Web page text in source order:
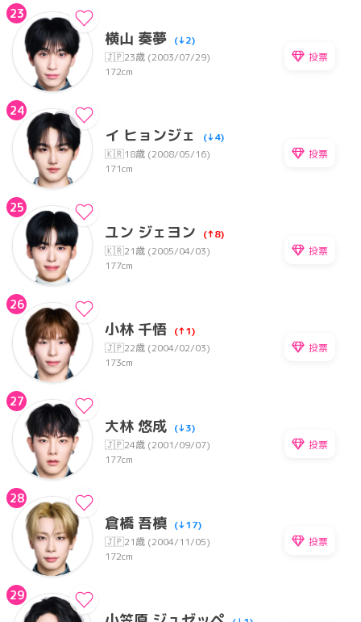
23
横山 奏夢 (↓2)
🇯🇵23歳 (2003/07/29)
172cm
投票
24
イ ヒョンジェ
(↓4)
🇰🇷18歳 (2008/05/16)
171cm
投票
25
ユン ジェヨン
(↑8)
🇰🇷21歳 (2005/04/03)
177cm
投票
26
小林 千悟 (↑1)
🇯🇵22歳 (2004/02/03)
173cm
投票
27
大林 悠成 (↓3)
🇯🇵24歳 (2001/09/07)
177cm
投票
28
倉橋 吾槙 (↓17)
🇯🇵21歳 (2004/11/05)
172cm
投票
29